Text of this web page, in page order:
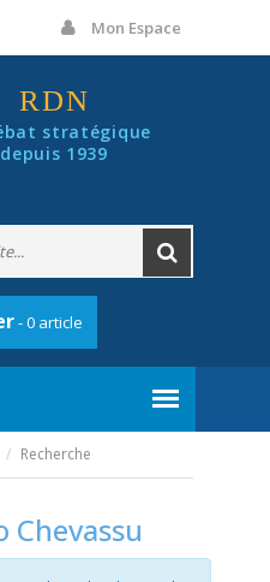
Mon Espace
RDN
stratégique
depuis 1939
- 0 article
Recherche
Chevassu